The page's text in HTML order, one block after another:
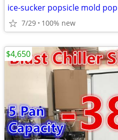
7/29 100% new
$4,650